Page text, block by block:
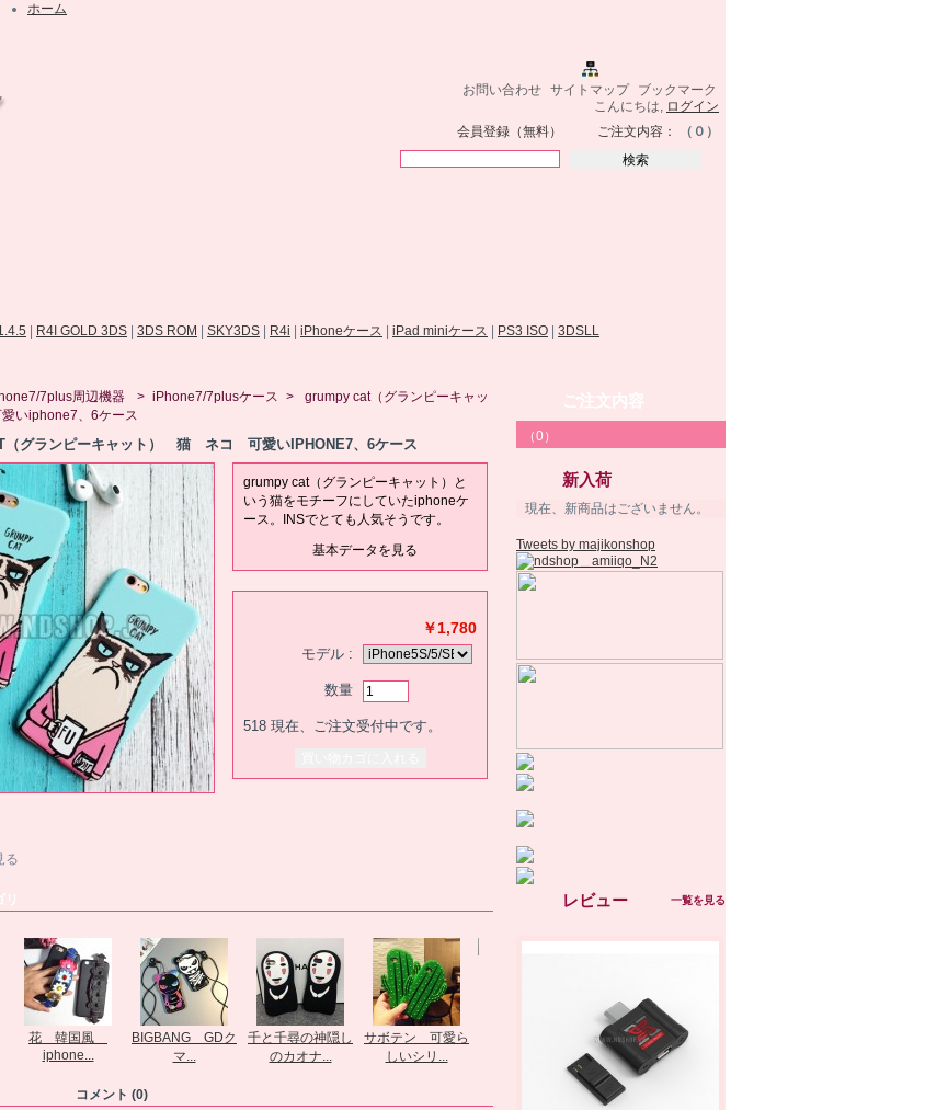
お問い合わせ サイトマップ
ブックマーク
こんにちは,
ログイン
ご注文内容： （０）
会員登録（無料）
ホーム
R4I GOLD 3DS 3DS ROM SKY3DS R4i iPhoneケース iPad miniケース PS3 ISO 3DSLL
7plus周辺機器 > iPhone7/7plusケース >
grumpy cat（グランピーキャッ
iphone7、6ケース
（グランピーキャット） 猫 ネコ 可愛いIPHONE7、6ケース
る
grumpy cat（グランピーキャット）と
いう猫をモチーフにしていたiphoneケ
ース。INSでとても人気そうです。
基本データを見る
￥1,780
モデル :
数量
518 現在、ご注文受付中です。
花 韓国風
iphone...
BIGBANG GDク
マ...
千と千尋の神隠し
のカオナ...
サボテン 可愛ら
しいシリ...
iphone7ケース登
場...
コメント (0)
（0）
新入荷
現在、新商品はございません。
Tweets by majikonshop
レビュー 一覧を見る